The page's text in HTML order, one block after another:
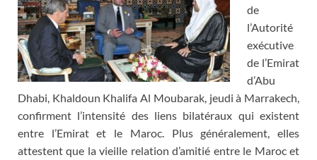
de
l’Autorité
exécutive
de l’Emirat
d’Abu
Dhabi, Khaldoun Khalifa Al Moubarak, jeudi à Marrakech,
confirment l’intensité des liens bilatéraux qui existent
entre l’Emirat et le Maroc. Plus généralement, elles
attestent que la vieille relation d’amitié entre le Maroc et